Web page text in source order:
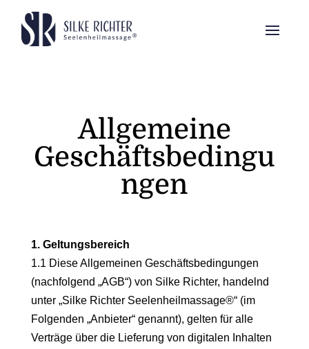
Allgemeine
Geschäftsbedingu
ngen
1. Geltungsbereich
1.1 Diese Allgemeinen Geschäftsbedingungen
(nachfolgend „AGB“) von Silke Richter, handelnd
unter „Silke Richter Seelenheilmassage®“ (im
Folgenden „Anbieter“ genannt), gelten für alle
Verträge über die Lieferung von digitalen Inhalten